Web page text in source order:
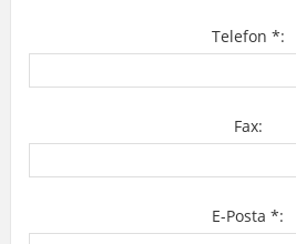
Telefon *:
Fax:
E-Posta *: